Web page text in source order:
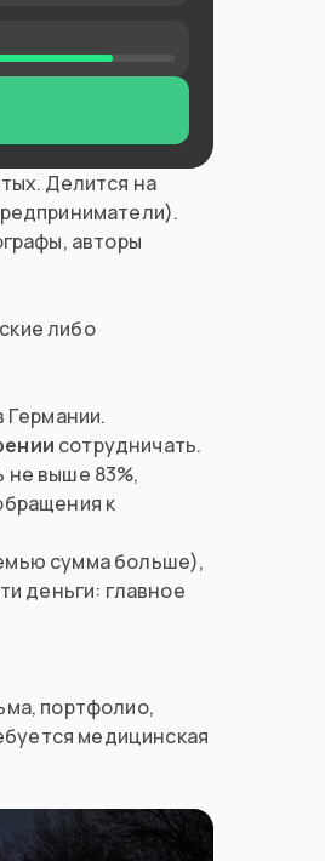
Делится на
авторы
либо
Германии.
сотрудничать.
не выше 83%,
к
сумма больше),
деньги: главное
портфолио,
медицинская